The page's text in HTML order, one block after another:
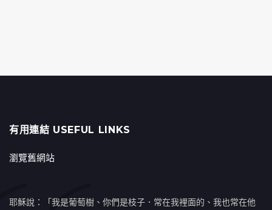
有用連結 USEFUL LINKS
瀏覽舊網站
耶穌說：「我是葡萄樹、你們是枝子．常在我裡面的、我也常在他